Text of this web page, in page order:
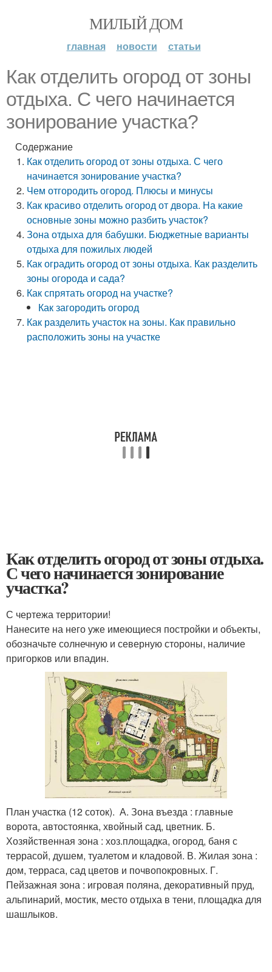
МИЛЫЙ ДОМ
главная новости статьи
Как отделить огород от зоны
отдыха. С чего начинается
зонирование участка?
Содержание
Как отделить огород от зоны отдыха. С чего
начинается зонирование участка?
Чем отгородить огород. Плюсы и минусы
Как красиво отделить огород от двора. На какие
основные зоны можно разбить участок?
Зона отдыха для бабушки. Бюджетные варианты
отдыха для пожилых людей
Как оградить огород от зоны отдыха. Как разделить
зоны огорода и сада?
Как спрятать огород на участке?
Как загородить огород
Как разделить участок на зоны. Как правильно
расположить зоны на участке
Как отделить огород от зоны отдыха.
С чего начинается зонирование
участка?
С чертежа территории!
Нанесите на него уже имеющиеся постройки и объекты,
обозначьте солнечную и северную стороны, наличие
пригорков или впадин.
План участка (12 соток). А. Зона въезда : главные
ворота, автостоянка, хвойный сад, цветник. Б.
Хозяйственная зона : хоз.площадка, огород, баня с
террасой, душем, туалетом и кладовой. В. Жилая зона :
дом, терраса, сад цветов и почвопокровных. Г.
Пейзажная зона : игровая поляна, декоративный пруд,
альпинарий, мостик, место отдыха в тени, площадка для
шашлыков.